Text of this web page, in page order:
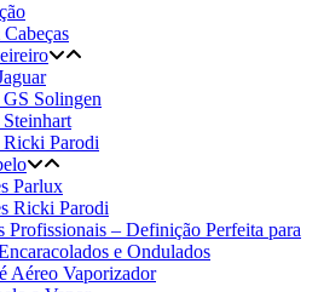
GS Solingen
Steinhart
Ricki Parodi
Parlux
Ricki Parodi
Profissionais – Definição Perfeita para
e Ondulados
Aéreo Vaporizador